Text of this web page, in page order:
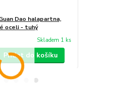
Dao halapartna,
oceli - tuhý
Skladem 1 ks
Přidat do košíku